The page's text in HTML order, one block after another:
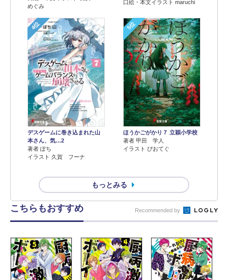
めぐみ
口絵・本文イラスト maruchi
4位
デスゲームに巻き込まれた山
本さん、気…2
著者 ぽち
イラスト 久賀 フーナ
5位
ほうかごがかり７ 立穎小学校
著者 甲田 学人
イラスト ぴおてぐ
もっとみる
こちらもおすすめ Recommended by